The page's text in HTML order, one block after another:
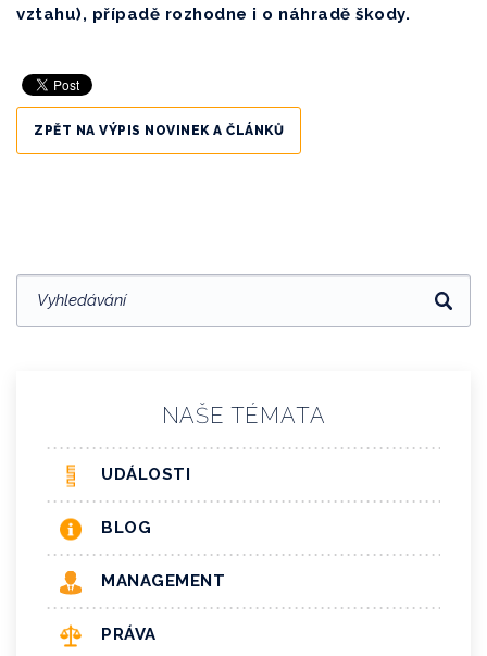
vztahu), případě rozhodne i o náhradě škody.
ZPĚT NA VÝPIS NOVINEK A ČLÁNKŮ
NAŠE TÉMATA
UDÁLOSTI
BLOG
MANAGEMENT
PRÁVA